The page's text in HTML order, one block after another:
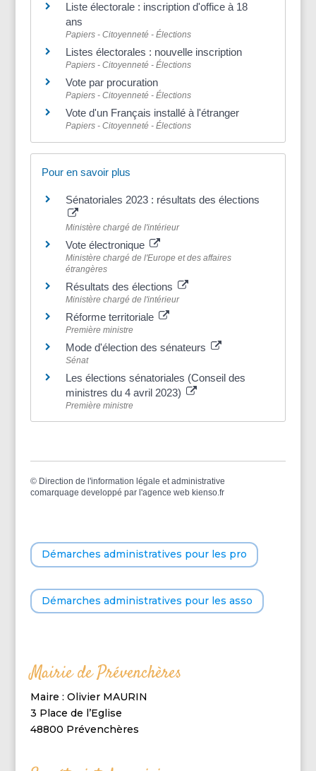
Liste électorale : inscription d'office à 18
ans
Papiers - Citoyenneté - Élections
Listes électorales : nouvelle inscription
Papiers - Citoyenneté - Élections
Vote par procuration
Papiers - Citoyenneté - Élections
Vote d'un Français installé à l'étranger
Papiers - Citoyenneté - Élections
Pour en savoir plus
Sénatoriales 2023 : résultats des élections
Ministère chargé de l'intérieur
Vote électronique
Ministère chargé de l'Europe et des affaires
étrangères
Résultats des élections
Ministère chargé de l'intérieur
Réforme territoriale
Première ministre
Mode d'élection des sénateurs
Sénat
Les élections sénatoriales (Conseil des
ministres du 4 avril 2023)
Première ministre
© Direction de l'information légale et administrative
comarquage developpé par l'agence web kienso.fr
Démarches administratives pour les pro
Démarches administratives pour les asso
Mairie de Prévenchères
Maire : Olivier MAURIN
3 Place de l’Eglise
48800 Prévenchères